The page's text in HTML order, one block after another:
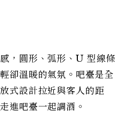
，圓形、弧形、U 型線條
卻溫暖的氣氛。吧臺是全
式設計拉近與客人的距
進吧臺一起調酒。